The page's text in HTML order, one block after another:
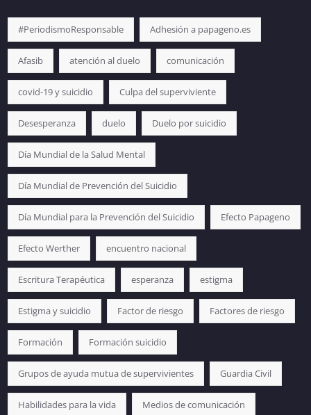
#PeriodismoResponsable Adhesión a papageno.es
Afasib atención al duelo comunicación
covid-19 y suicidio Culpa del superviviente
Desesperanza duelo Duelo por suicidio
Día Mundial de la Salud Mental
Día Mundial de Prevención del Suicidio
Día Mundial para la Prevención del Suicidio Efecto Papageno
Efecto Werther encuentro nacional
Escritura Terapéutica esperanza estigma
Estigma y suicidio Factor de riesgo Factores de riesgo
Formación Formación suicidio
Grupos de ayuda mutua de supervivientes Guardia Civil
Habilidades para la vida Medios de comunicación